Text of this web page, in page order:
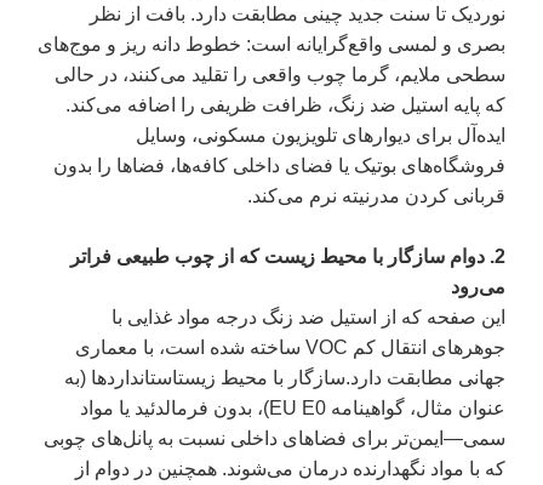
نوردیک تا سنت جدید چینی مطابقت دارد. بافت از نظر
بصری و لمسی واقع‌گرایانه است: خطوط دانه ریز و موج‌های
سطحی ملایم، گرما چوب واقعی را تقلید می‌کنند، در حالی
که پایه استیل ضد زنگ، ظرافت ظریفی را اضافه می‌کند.
ایده‌آل برای دیوارهای تلویزیون مسکونی، وسایل
فروشگاه‌های بوتیک یا فضای داخلی کافه‌ها، فضاها را بدون
قربانی کردن مدرنیته نرم می‌کند.
2. دوام سازگار با محیط زیست که از چوب طبیعی فراتر
می‌رود
این صفحه که از استیل ضد زنگ درجه مواد غذایی با
جوهرهای انتقال کم VOC ساخته شده است، با معماری
جهانی مطابقت دارد.سازگار با محیط زیستاستانداردها (به
عنوان مثال، گواهینامه EU E0)، بدون فرمالدئید یا مواد
سمی—ایمن‌تر برای فضاهای داخلی نسبت به پانل‌های چوبی
که با مواد نگهدارنده درمان می‌شوند. همچنین در دوام از